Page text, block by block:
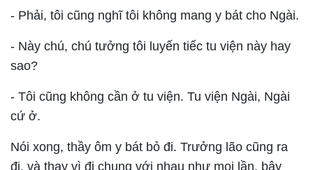
- Phải, tôi cũng nghĩ tôi không mang y bát cho Ngài.
- Này chú, chú tưởng tôi luyến tiếc tu viện này hay
sao?
- Tôi cũng không cần ở tu viện. Tu viện Ngài, Ngài
cứ ở.
Nói xong, thầy ôm y bát bỏ đi. Trưởng lão cũng ra
đi, và thay vì đi chung với nhau như mọi lần, bây